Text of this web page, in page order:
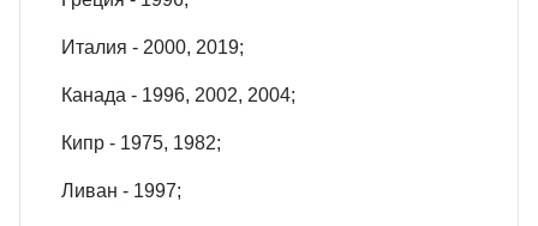
Италия - 2000, 2019;
Канада - 1996, 2002, 2004;
Кипр - 1975, 1982;
Ливан - 1997;